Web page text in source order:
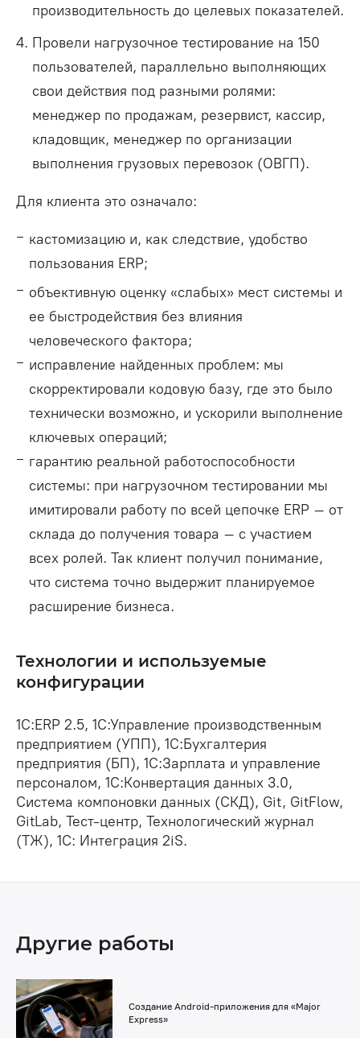
производительность до целевых показателей.
Провели нагрузочное тестирование на 150
пользователей, параллельно выполняющих
свои действия под разными ролями:
менеджер по продажам, резервист, кассир,
кладовщик, менеджер по организации
выполнения грузовых перевозок (ОВГП).
Для клиента это означало:
кастомизацию и, как следствие, удобство
пользования ERP;
объективную оценку «слабых» мест системы и
ее быстродействия без влияния
человеческого фактора;
исправление найденных проблем: мы
скорректировали кодовую базу, где это было
технически возможно, и ускорили выполнение
ключевых операций;
гарантию реальной работоспособности
системы: при нагрузочном тестировании мы
имитировали работу по всей цепочке ERP – от
склада до получения товара – с участием
всех ролей. Так клиент получил понимание,
что система точно выдержит планируемое
расширение бизнеса.
Технологии и используемые
конфигурации
1С:ERP 2.5, 1С:Управление производственным
предприятием (УПП), 1С:Бухгалтерия
предприятия (БП), 1С:Зарплата и управление
персоналом, 1С:Конвертация данных 3.0,
Система компоновки данных (СКД), Git, GitFlow,
GitLab, Тест-центр, Технологический журнал
(ТЖ), 1С: Интеграция 2iS.
Другие работы
Создание Android-приложения для «Major
Express»